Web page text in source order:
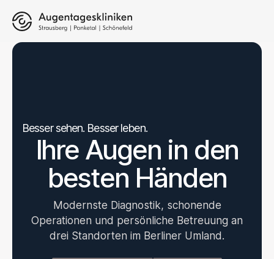
Besser sehen. Besser leben.
Ihre Augen in den
besten Händen
Modernste Diagnostik, schonende
Operationen und persönliche Betreuung an
drei Standorten im Berliner Umland.